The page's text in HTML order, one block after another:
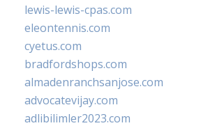
lewis-lewis-cpas.com
eleontennis.com
cyetus.com
bradfordshops.com
almadenranchsanjose.com
advocatevijay.com
adlibilimler2023.com